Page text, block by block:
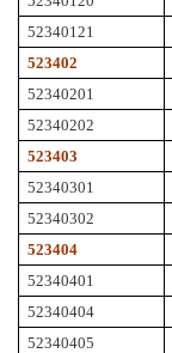
52340121
523402
52340201
52340202
523403
52340301
52340302
523404
52340401
52340404
52340405